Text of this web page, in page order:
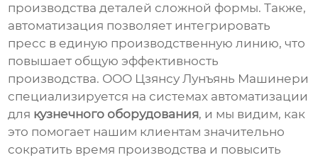
производства деталей сложной формы. Также,
автоматизация позволяет интегрировать
пресс в единую производственную линию, что
повышает общую эффективность
производства. ООО Цзянсу Лунъянь Машинери
специализируется на системах автоматизации
для кузнечного оборудования, и мы видим, как
это помогает нашим клиентам значительно
сократить время производства и повысить